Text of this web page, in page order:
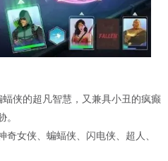
侠的超凡智慧，又兼具小丑的疯癫
女侠、蝙蝠侠、闪电侠、超人、